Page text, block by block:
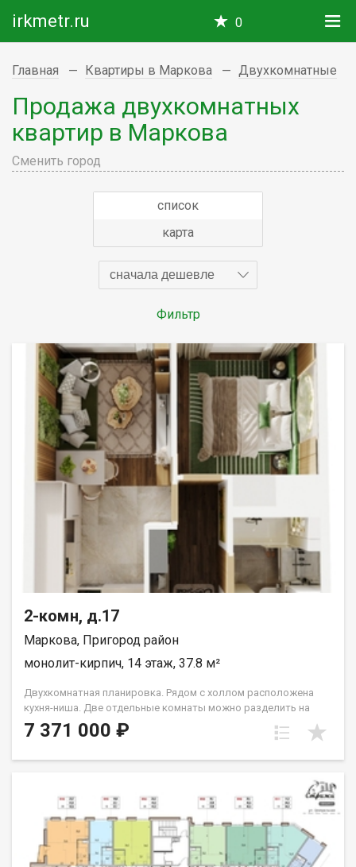
irkmetr.ru 0
Главная Квартиры в Маркова Двухкомнатные
Продажа двухкомнатных
квартир в Маркова
Сменить город
список
карта
сначала дешевле
Фильтр
2-комн, д.17
Маркова, Пригород район
монолит-кирпич, 14 этаж, 37.8 м²
Двухкомнатная планировка. Рядом с холлом расположена
кухня-ниша. Две отдельные комнаты можно разделить на
спальню родителей и детскую или семейную комнату и
гостиную. Пространство пластично и позволяет создать
7 371 000 ₽